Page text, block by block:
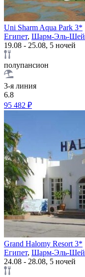
Uni Sharm Aqua Park 3*
Египет, Шарм-Эль-
19.08 - 25.08, 5 ночей
полупансион
3-я линия
6.8
95 482 ₽
Grand Halomy Resort 3*
Египет, Шарм-Эль-
24.08 - 28.08, 5 ночей